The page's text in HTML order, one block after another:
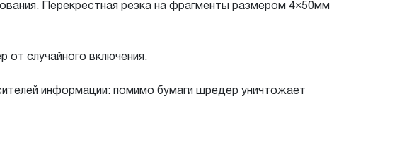
Перекрестная резка на фрагменты размером 4×50мм
случайного включения.
информации: помимо бумаги шредер уничтожает